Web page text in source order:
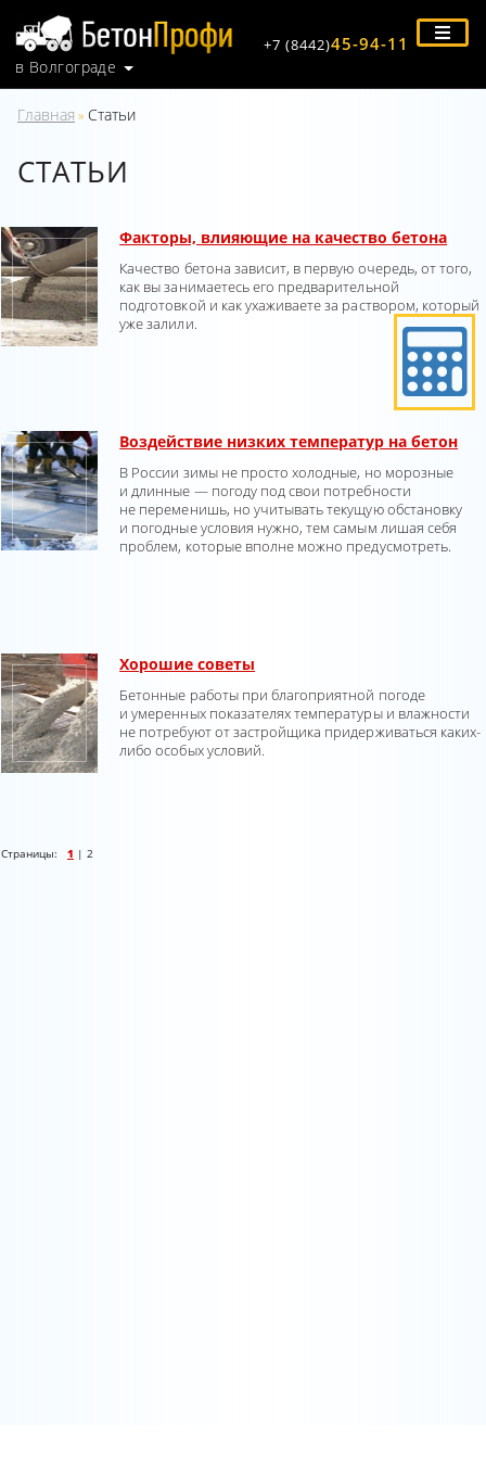
в Волгограде
+7 (8442)45-94-11
Главная » Статьи
СТАТЬИ
Факторы, влияющие на качество бетона
Качество бетона зависит, в первую очередь, от того,
как вы занимаетесь его предварительной
подготовкой и как ухаживаете за раствором, который
уже залили.
Воздействие низких температур на бетон
В России зимы не просто холодные, но морозные
и длинные — погоду под свои потребности
не переменишь, но учитывать текущую обстановку
и погодные условия нужно, тем самым лишая себя
проблем, которые вполне можно предусмотреть.
Хорошие советы
Бетонные работы при благоприятной погоде
и умеренных показателях температуры и влажности
не потребуют от застройщика придерживаться каких-
либо особых условий.
Страницы: 1 | 2